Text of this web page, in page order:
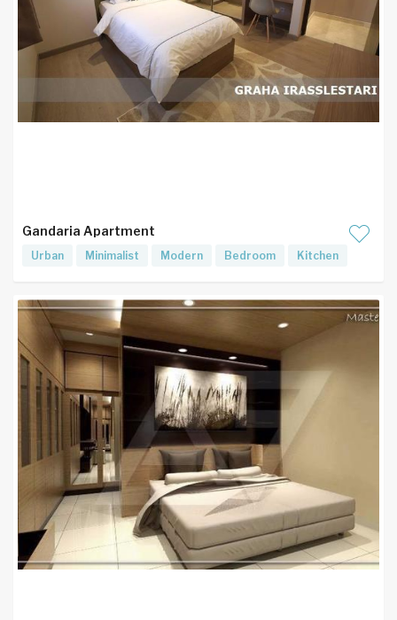
Gandaria Apartment
Urban Minimalist Modern Bedroom Kitchen